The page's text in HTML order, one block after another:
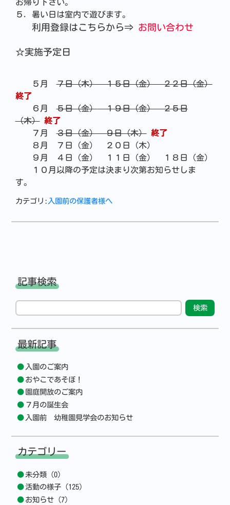
お帰り下さい。
５．暑い日は室内で遊びます。
利用登録はこちらから⇒ お問い合わせ
☆実施予定日
５月７日（木） １５日（金） ２２日（金）
終了
６月５日（金）１９日（金） ２５日
（木） 終了
７月３日（金） ９日（木） 終了
８月 ７日（金） ２０日（木）
９月 ４日（金） １１日（金） １８日（金）
１０月以降の予定は決まり次第お知らせしま
す。
カテゴリ: 入園前の保護者様へ
記事検索
最新記事
入園のご案内
おやこであそぼ！
園庭開放のご案内
７月の誕生会
入園前 幼稚園見学会のお知らせ
カテゴリー
未分類 (0)
活動の様子 (125)
お知らせ (7)